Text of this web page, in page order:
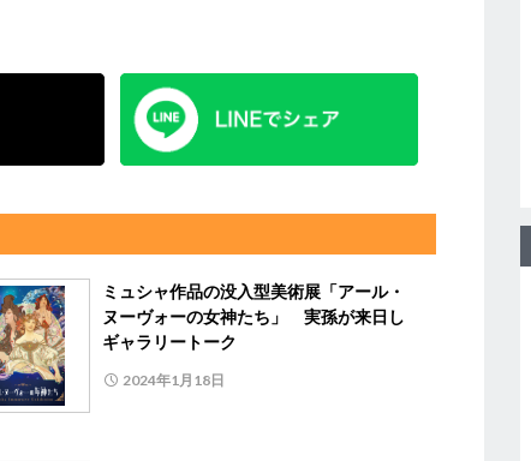
ミュシャ作品の没入型美術展「アール・
ヌーヴォーの女神たち」 実孫が来日し
ギャラリートーク
2024年1月18日